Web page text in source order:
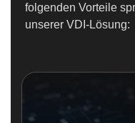
folgenden Vorteile
unserer VDI-Lösung: